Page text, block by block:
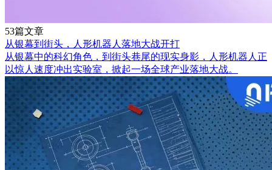
53篇文章
从银幕到街头，人形机器人落地大战开打
从银幕中的科幻角色，到街头巷尾的现实身影，人形机器人正
以惊人速度冲出实验室，掀起一场全球产业落地大战。